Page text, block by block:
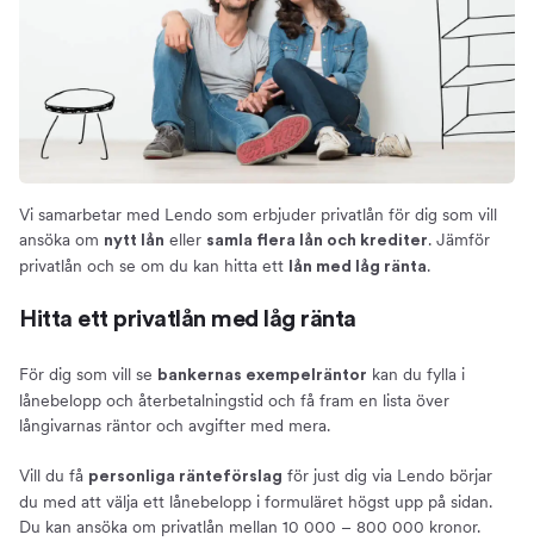
Ränteexempel
Ränteavdrag
Återbetalningstid och amortering
Förtidslösen
Krav för att få låna
För lån upp till 800 000 kr
Bra att tänka på
Situationer då du bör undvika privatlån
Låna inte mer än du behöver
Om Compricer
Om oss
Vi samarbetar med Lendo som erbjuder privatlån för dig som vill
ansöka om nytt lån eller samla flera lån och krediter. Jämför
privatlån och se om du kan hitta ett
lån med låg ränta.
Hitta ett privatlån med låg ränta
För dig som vill se bankernas exempelräntor kan du fylla i
lånebelopp och återbetalningstid och få fram en lista över
långivarnas räntor och avgifter med mera.
Vill du få personliga ränteförslag för just dig via Lendo börjar
du med att välja ett lånebelopp i formuläret högst upp på sidan.
Du kan ansöka om privatlån mellan 10 000 – 800 000 kronor.